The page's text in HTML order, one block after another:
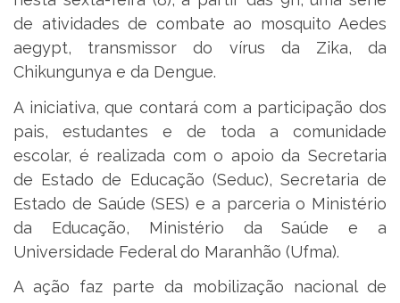
de atividades de combate ao mosquito Aedes
aegypt, transmissor do vírus da Zika, da
Chikungunya e da Dengue.
A iniciativa, que contará com a participação dos
pais, estudantes e de toda a comunidade
escolar, é realizada com o apoio da Secretaria
de Estado de Educação (Seduc), Secretaria de
Estado de Saúde (SES) e a parceria o Ministério
da Educação, Ministério da Saúde e a
Universidade Federal do Maranhão (Ufma).
A ação faz parte da mobilização nacional de